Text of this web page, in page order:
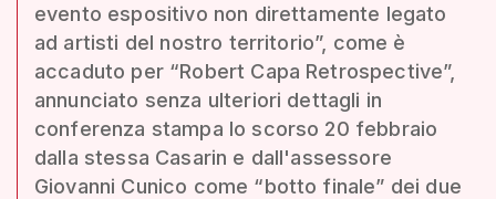
evento espositivo non direttamente legato
ad artisti del nostro territorio”, come è
accaduto per “Robert Capa Retrospective”,
annunciato senza ulteriori dettagli in
conferenza stampa lo scorso 20 febbraio
dalla stessa Casarin e dall'assessore
Giovanni Cunico come “botto finale” dei due